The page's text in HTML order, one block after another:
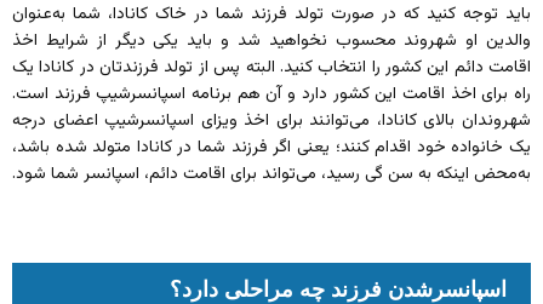
باید توجه کنید که در صورت تولد فرزند شما در خاک کانادا، شما به‌عنوان
والدین او شهروند محسوب نخواهید شد و باید یکی دیگر از شرایط اخذ
اقامت دائم این کشور را انتخاب کنید. البته پس از تولد فرزندتان در کانادا یک
راه برای اخذ اقامت این کشور دارد و آن هم برنامه اسپانسرشیپ فرزند است.
شهروندان بالای کانادا، می‌توانند برای اخذ ویزای اسپانسرشیپ اعضای درجه
یک خانواده خود اقدام کنند؛ یعنی اگر فرزند شما در کانادا متولد شده باشد،
به‌محض اینکه به سن گی رسید، می‌تواند برای اقامت دائم، اسپانسر شما شود.
اسپانسرشدن فرزند چه مراحلی دارد؟